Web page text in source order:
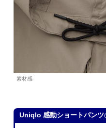
素材感
Uniqlo 感動ショートパンツ